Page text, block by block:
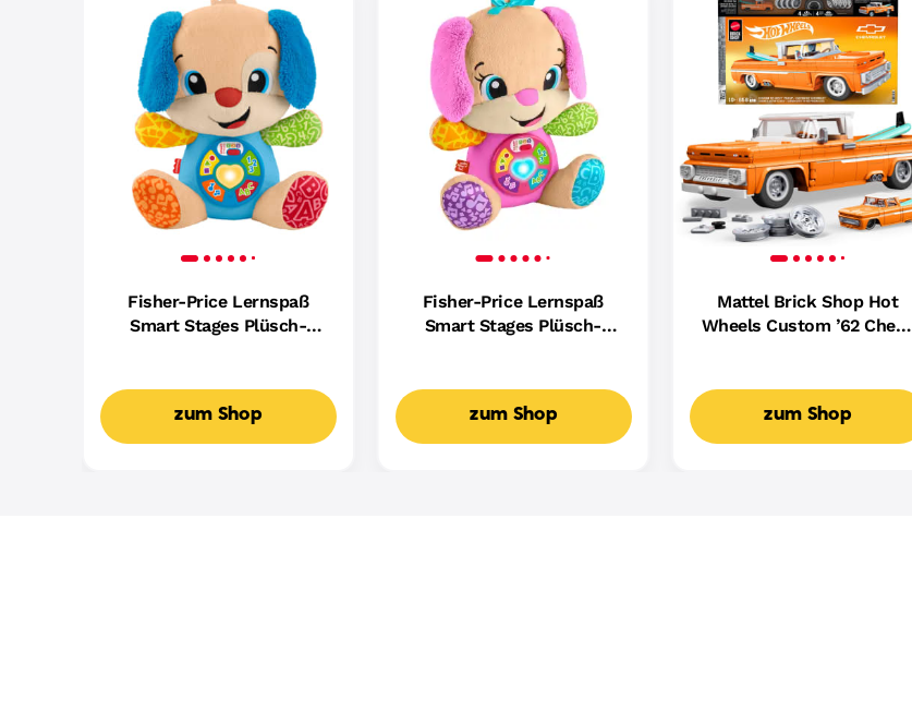
Fisher-Price Lernspaß
Smart Stages Plüsch-
Mehrsprachige Version
zum Shop
Fisher-Price Lernspaß
Smart Stages Plüsch-
Mehrsprachige Version
zum Shop
Mattel Brick Shop Hot
Wheels Custom ’62 Chevy
zum Shop